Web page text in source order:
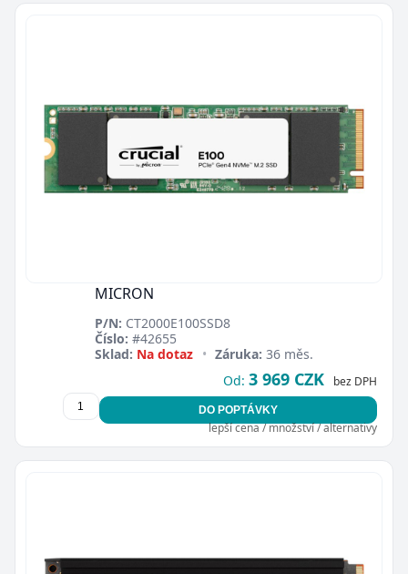
MICRON
P/N: CT2000E100SSD8
Číslo: #42655
Sklad: Na dotaz • Záruka: 36 měs.
Od: 3 969 CZK bez DPH
DO POPTÁVKY
lepší cena / množství / alternativy